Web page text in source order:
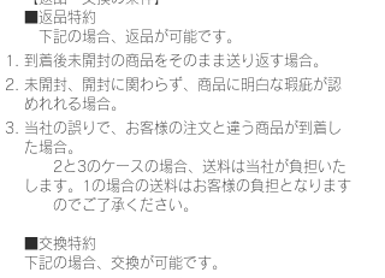
■返品特約
下記の場合、返品が可能です。
到着後未開封の商品をそのまま送り返す場合。
未開封、開封に関わらず、商品に明白な瑕疵が認
めれれる場合。
当社の誤りで、お客様の注文と違う商品が到着し
た場合。
2と3のケースの場合、送料は当社が負担いた
します。1の場合の送料はお客様の負担となります
のでご了承ください。
■交換特約
下記の場合、交換が可能です。